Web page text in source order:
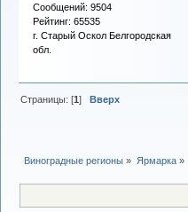
Сообщений: 9504
Рейтинг: 65535
г. Старый Оскол Белгородская
обл.
Страницы: [1] Вверх
Виноградные регионы » Ярмарка»